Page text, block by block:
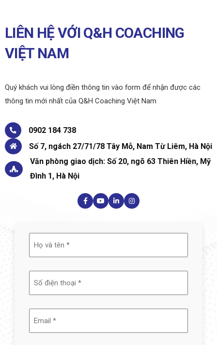
LIÊN HỆ VỚI Q&H COACHING
VIỆT NAM
Quý khách vui lòng điền thông tin vào form để nhận được các
thông tin mới nhất của Q&H Coaching Việt Nam
0902 184 738
Số 7, ngách 27/71/78 Tây Mỗ, Nam Từ Liêm, Hà Nội
Văn phòng giao dịch: Số 20, ngõ 63 Thiên Hiền, Mỹ
Đình 1, Hà Nội
tên
(Required)